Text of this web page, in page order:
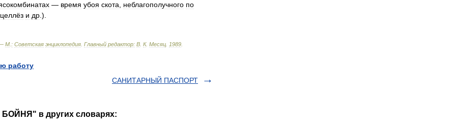
— время убоя скота неблагополучного по
и др .).
М : Советская энциклопедия Главный редактор: В К. Месяц 1989
работу
САНИТАРНЫЙ ПАСПОРТ
в других словарях: